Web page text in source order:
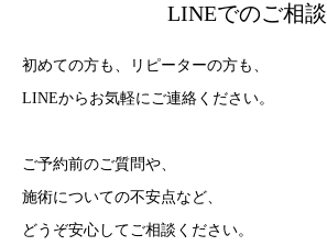
LINEでのご相談
初めての方も、リピーターの方も、
LINEからお気軽にご連絡ください。
ご予約前のご質問や、
施術についての不安点など、
どうぞ安心してご相談ください。